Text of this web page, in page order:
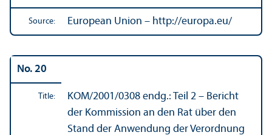
Source: European Union – http://europa.eu/
No. 20
Title: KOM/2001/0308 endg.: Teil 2 – Bericht
der Kommission an den Rat über den
Stand der Anwendung der Verordnung